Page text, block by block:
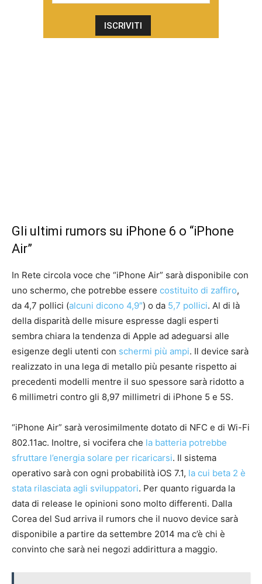
Gli ultimi rumors su iPhone 6 o “iPhone
Air”
In Rete circola voce che “iPhone Air” sarà disponibile con
uno schermo, che potrebbe essere costituito di zaffiro,
da 4,7 pollici (alcuni dicono 4,9″) o da 5,7 pollici. Al di là
della disparità delle misure espresse dagli esperti
sembra chiara la tendenza di Apple ad adeguarsi alle
esigenze degli utenti con schermi più ampi. Il device sarà
realizzato in una lega di metallo più pesante rispetto ai
precedenti modelli mentre il suo spessore sarà ridotto a
6 millimetri contro gli 8,97 millimetri di iPhone 5 e 5S.
“iPhone Air” sarà verosimilmente dotato di NFC e di Wi-Fi
802.11ac. Inoltre, si vocifera che la batteria potrebbe
sfruttare l’energia solare per ricaricarsi. Il sistema
operativo sarà con ogni probabilità iOS 7.1, la cui beta 2 è
stata rilasciata agli sviluppatori. Per quanto riguarda la
data di release le opinioni sono molto differenti. Dalla
Corea del Sud arriva il rumors che il nuovo device sarà
disponibile a partire da settembre 2014 ma c’è chi è
convinto che sarà nei negozi addirittura a maggio.